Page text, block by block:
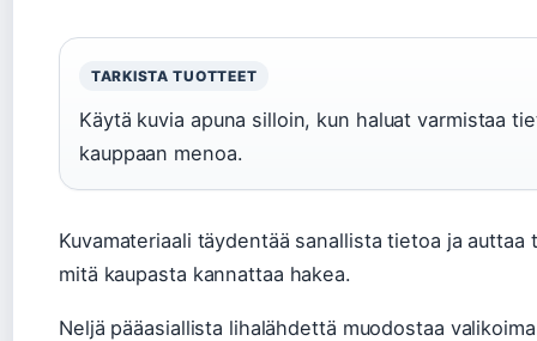
TARKISTA TUOTTEET
Käytä kuvia apuna silloin, kun haluat varmistaa
kauppaan menoa.
Kuvamateriaali täydentää sanallista tietoa ja
mitä kaupasta kannattaa hakea.
Neljä pääasiallista lihalähdettä muodostaa